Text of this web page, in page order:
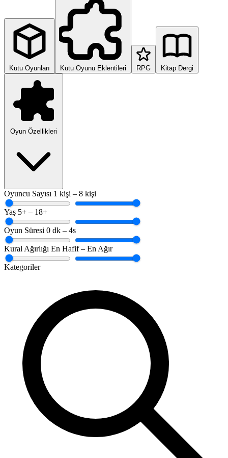
Kutu Oyunları Kutu Oyunu Eklentileri RPG Kitap Dergi
Oyun Özellikleri
Oyuncu Sayısı 1 kişi – 8 kişi
Yaş 5+ – 18+
Oyun Süresi 0 dk – 4s
Kural Ağırlığı En Hafif – En Ağır
Kategoriler